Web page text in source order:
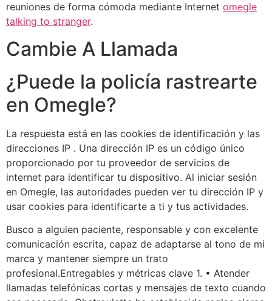
reuniones de forma cómoda mediante Internet omegle
talking to stranger.
Cambie A Llamada
¿Puede la policía rastrearte
en Omegle?
La respuesta está en las cookies de identificación y las
direcciones IP . Una dirección IP es un código único
proporcionado por tu proveedor de servicios de
internet para identificar tu dispositivo. Al iniciar sesión
en Omegle, las autoridades pueden ver tu dirección IP y
usar cookies para identificarte a ti y tus actividades.
Busco a alguien paciente, responsable y con excelente
comunicación escrita, capaz de adaptarse al tono de mi
marca y mantener siempre un trato
profesional.Entregables y métricas clave 1. • Atender
llamadas telefónicas cortas y mensajes de texto cuando